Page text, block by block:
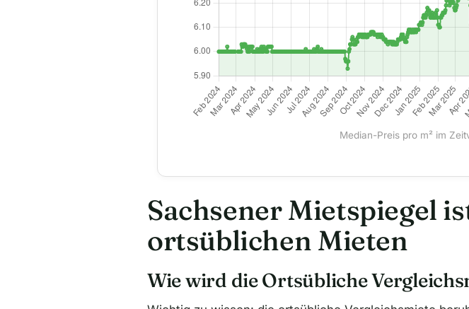
Median-Preis pro m² im
Sachsener Mietspiegel
ortsüblichen Mieten
Wie wird die Ortsübliche